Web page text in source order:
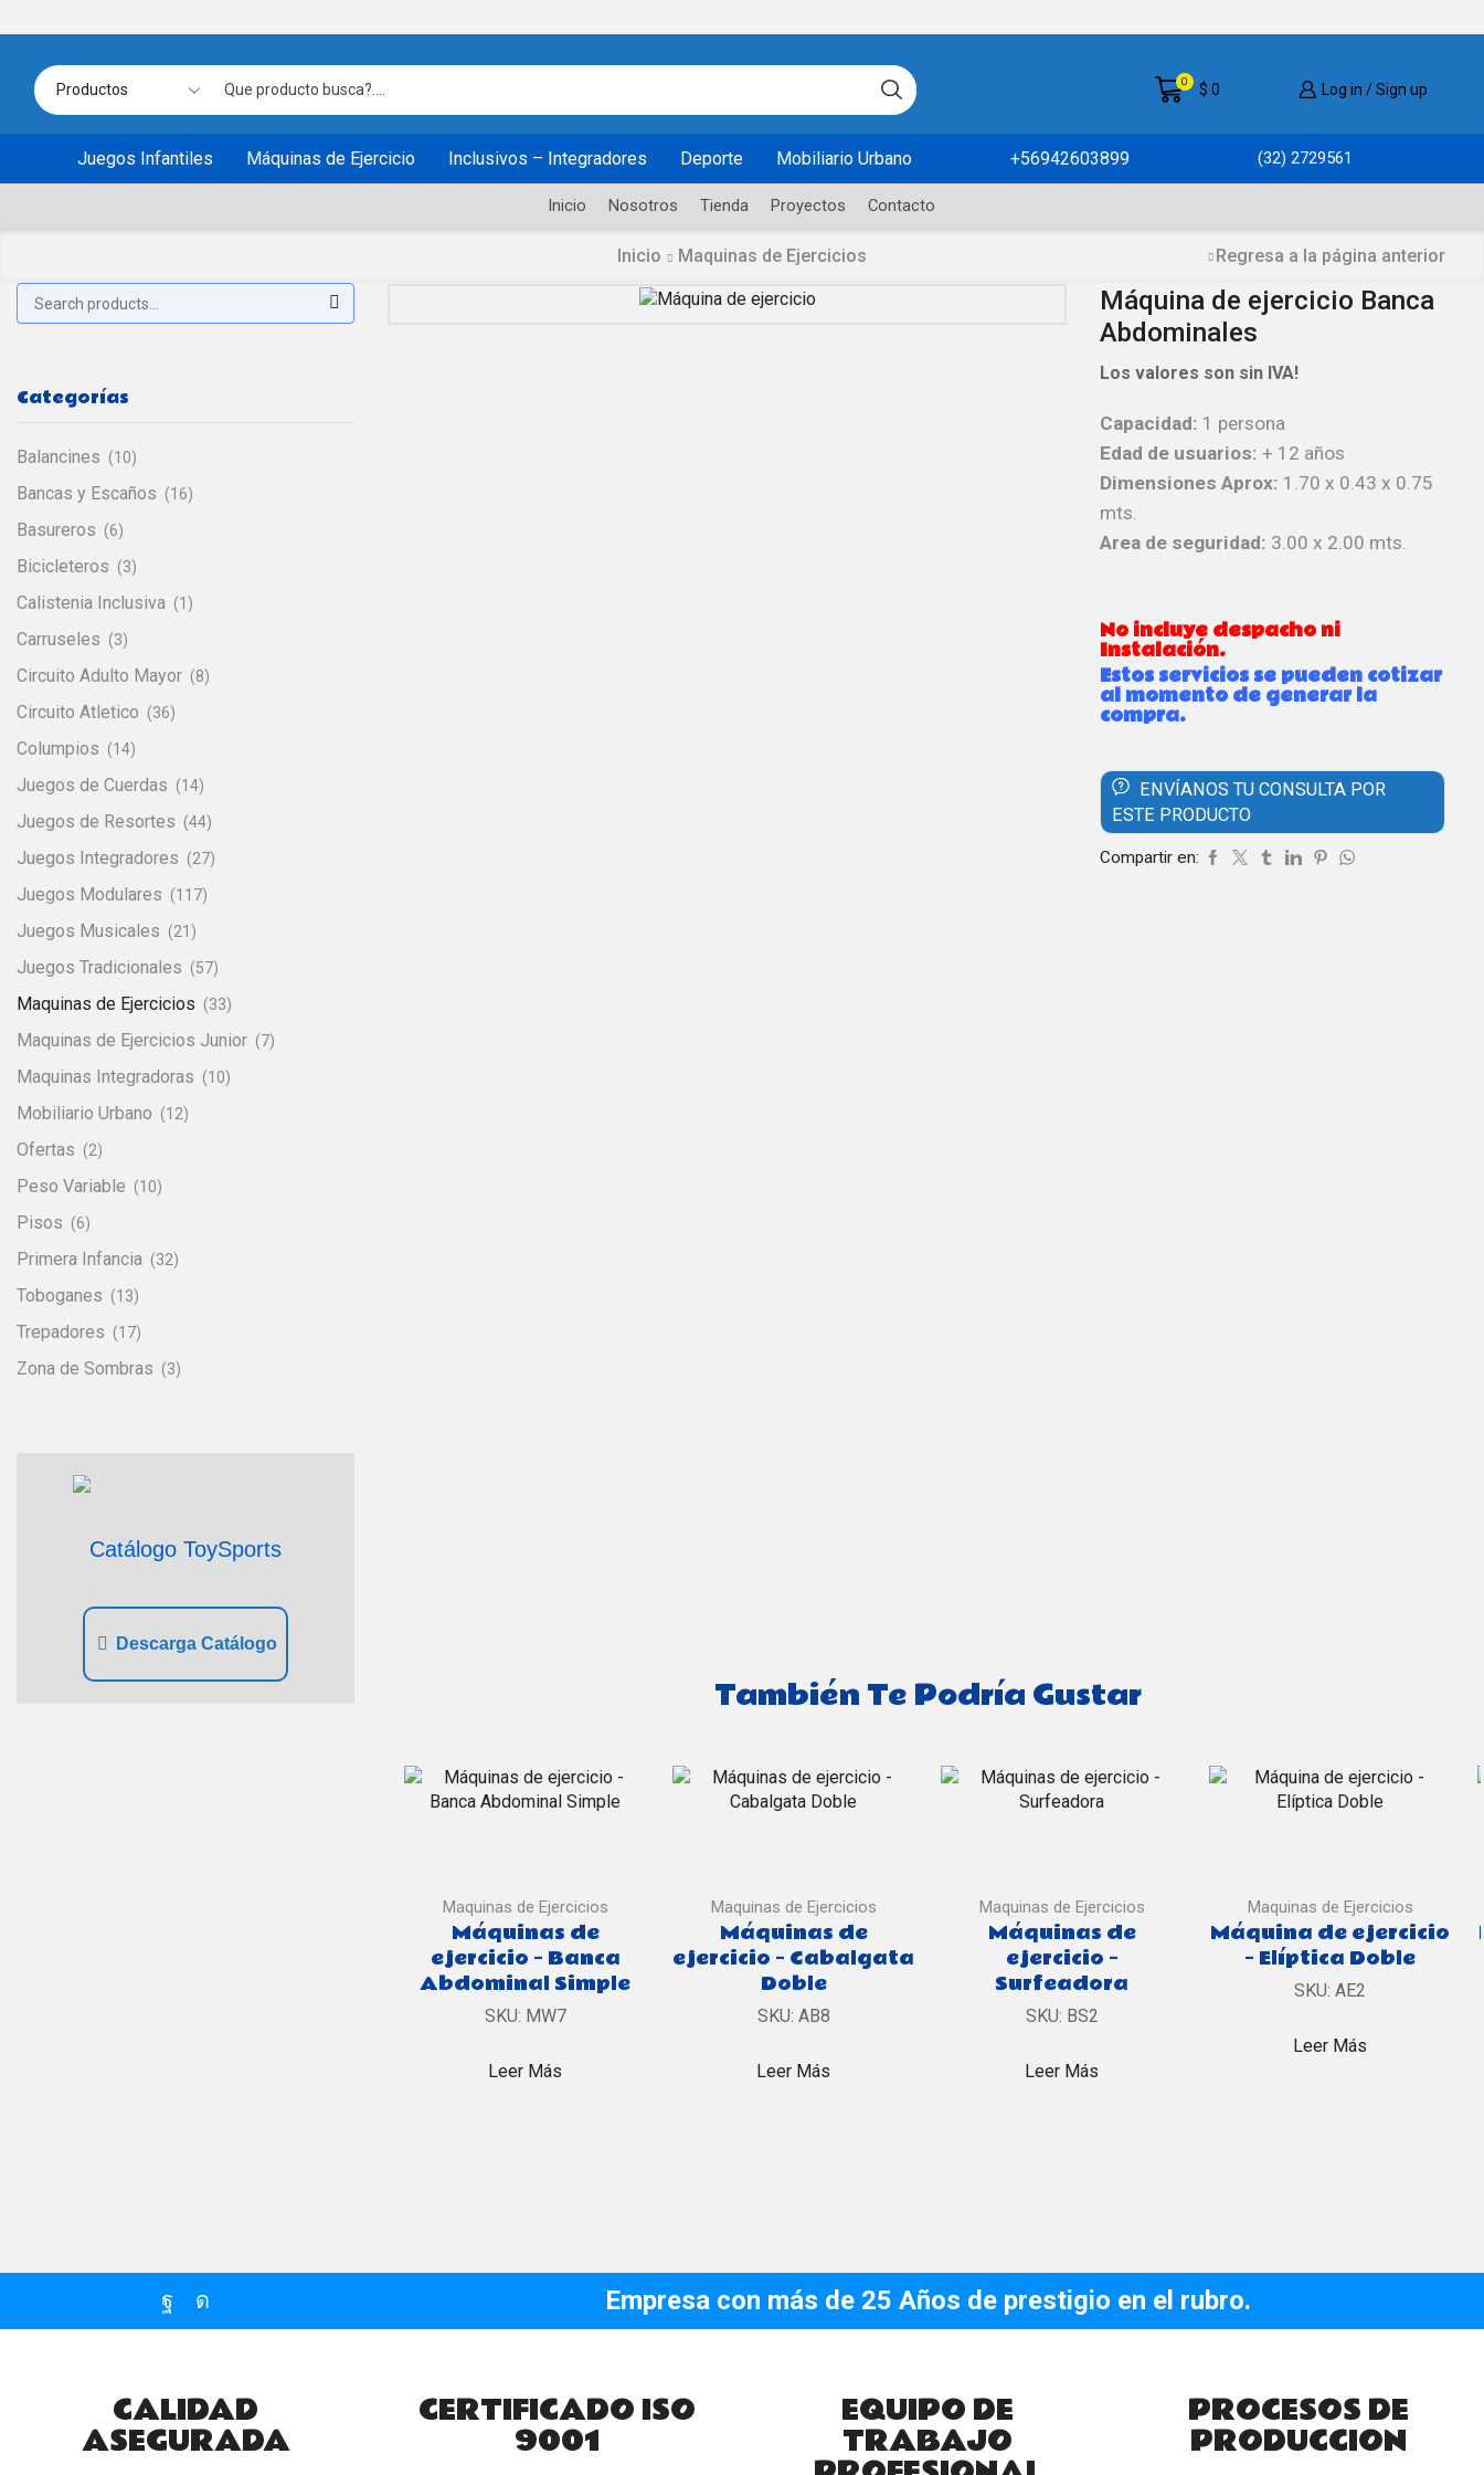
input
0 $ 0 Log in / Sign up
Juegos Infantiles Máquinas de Ejercicio Inclusivos – Integradores Deporte Mobiliario Urbano +56942603899 (32) 2729561
Inicio Nosotros Tienda Proyectos Contacto
Inicio Maquinas de Ejercicios Regresa a la página anterior
Máquina de ejercicio Banca
Abdominales
Los valores son sin IVA!
Capacidad: 1 persona
Edad de usuarios: + 12 años
Dimensiones Aprox: 1.70 x 0.43 x 0.75
mts.
Area de seguridad: 3.00 x 2.00 mts.
No incluye despacho ni
Instalación.
Estos servicios se pueden cotizar
al momento de generar la
compra.
ENVÍANOS TU CONSULTA POR
ESTE PRODUCTO
Compartir en:
También Te Podría Gustar
Maquinas de Ejercicios
Máquinas de
ejercicio – Banca
Abdominal Simple
SKU: MW7
Leer Más
Maquinas de Ejercicios
Máquinas de
ejercicio – Cabalgata
Doble
SKU: AB8
Leer Más
Maquinas de Ejercicios
Máquinas de
ejercicio –
Surfeadora
SKU: BS2
Leer Más
Maquinas de Ejercicios
Máquina de ejercicio
– Elíptica Doble
SKU: AE2
Leer Más
Buscar: Search
Categorías
Balancines (10)
Bancas y Escaños (16)
Basureros (6)
Bicicleteros (3)
Calistenia Inclusiva (1)
Carruseles (3)
Circuito Adulto Mayor (8)
Circuito Atletico (36)
Columpios (14)
Juegos de Cuerdas (14)
Juegos de Resortes (44)
Juegos Integradores (27)
Juegos Modulares (117)
Juegos Musicales (21)
Juegos Tradicionales (57)
Maquinas de Ejercicios (33)
Maquinas de Ejercicios Junior (7)
Maquinas Integradoras (10)
Mobiliario Urbano (12)
Ofertas (2)
Peso Variable (10)
Pisos (6)
Primera Infancia (32)
Toboganes (13)
Trepadores (17)
Zona de Sombras (3)
Catálogo ToySports
Descarga Catálogo
Facebook
Instagram
Empresa con más de 25 Años de prestigio en el rubro.
CALIDAD
ASEGURADA
CERTIFICADO ISO
9001
EQUIPO DE
TRABAJO
PROCESOS DE
PRODUCCION